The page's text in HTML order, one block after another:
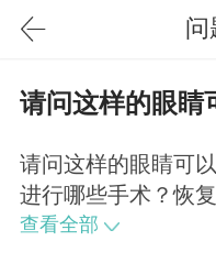
问
请问这样的眼睛
请问这样的眼睛可
进行哪些手术？恢
查看全部